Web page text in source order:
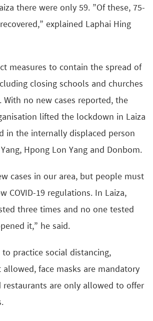
there were only 59. ”Of these, 75-
explained Laphai Hing
measures to contain the spread of
closing schools and churches
With no new cases reported, the
lifted the lockdown in Laiza
in the internally displaced person
Hpong Lon Yang and Donbom.
cases in our area, but people must
COVID-19 regulations. In Laiza,
three times and no one tested
it,” he said.
practice social distancing,
allowed, face masks are mandatory
restaurants are only allowed to offer